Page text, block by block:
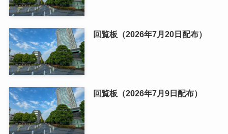
回覧板（2026年7月20日配布）
回覧板（2026年7月9日配布）